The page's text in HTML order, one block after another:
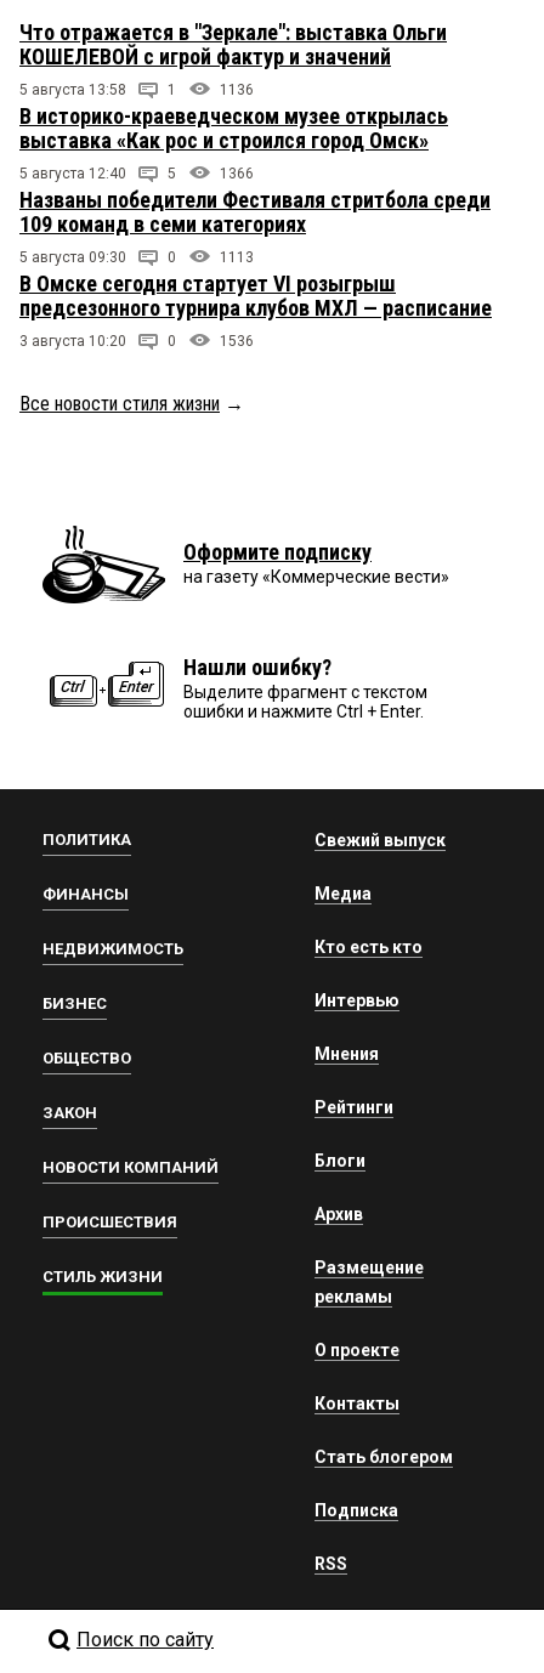
Что отражается в "Зеркале": выставка Ольги
КОШЕЛЕВОЙ с игрой фактур и значений
5 августа 13:58 1 1136
В историко-краеведческом музее открылась
выставка «Как рос и строился город Омск»
5 августа 12:40 5 1366
Названы победители Фестиваля стритбола среди
109 команд в семи категориях
5 августа 09:30 0 1113
В Омске сегодня стартует VI розыгрыш
предсезонного турнира клубов МХЛ — расписание
3 августа 10:20 0 1536
Все новости стиля жизни →
Оформите подписку
на газету «Коммерческие вести»
Нашли ошибку?
Выделите фрагмент с текстом
ошибки и нажмите Ctrl + Enter.
ПОЛИТИКА
ФИНАНСЫ
НЕДВИЖИМОСТЬ
БИЗНЕС
ОБЩЕСТВО
ЗАКОН
НОВОСТИ КОМПАНИЙ
ПРОИСШЕСТВИЯ
СТИЛЬ ЖИЗНИ
Свежий выпуск
Медиа
Кто есть кто
Интервью
Мнения
Рейтинги
Блоги
Архив
Размещение
рекламы
О проекте
Контакты
Стать блогером
Подписка
RSS
Поиск по сайту